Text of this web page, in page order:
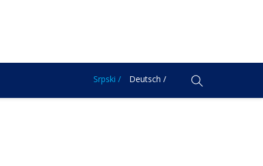
Srpski / Deutsch /